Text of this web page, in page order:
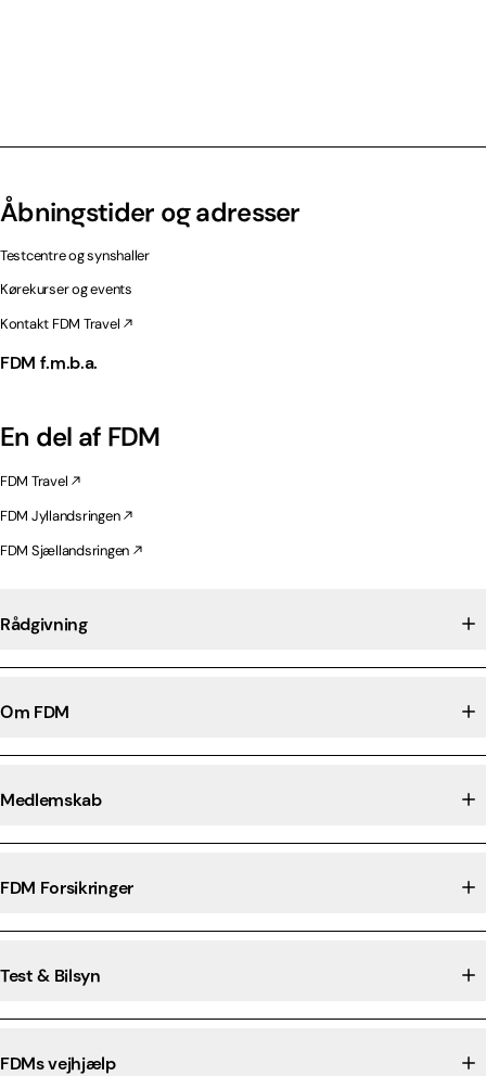
Åbningstider og adresser
Testcentre og synshaller
Kørekurser og events
Kontakt FDM Travel
FDM f.m.b.a.
En del af FDM
FDM Travel
FDM Jyllandsringen
FDM Sjællandsringen
Rådgivning
Om FDM
Medlemskab
FDM Forsikringer
Test & Bilsyn
FDMs vejhjælp